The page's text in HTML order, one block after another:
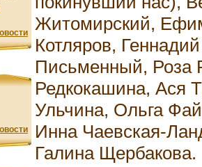
Житомирский,
Котляров,
Письменный, Роза
Редкокашина, Ася
Ульчина, Ольга
Инна Чаевская-
Галина Щербакова.